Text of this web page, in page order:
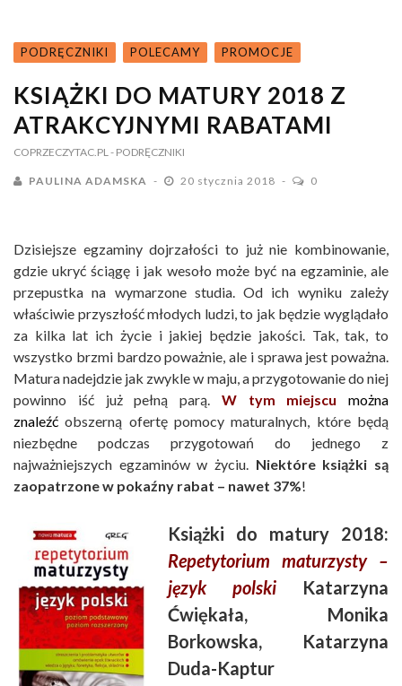
PODRĘCZNIKI POLECAMY PROMOCJE
KSIĄŻKI DO MATURY 2018 Z
ATRAKCYJNYMI RABATAMI
COPRZECZYTAC.PL - PODRĘCZNIKI
PAULINA ADAMSKA 20 stycznia 2018 0
Dzisiejsze egzaminy dojrzałości to już nie kombinowanie,
gdzie ukryć ściągę i jak wesoło może być na egzaminie, ale
przepustka na wymarzone studia. Od ich wyniku zależy
właściwie przyszłość młodych ludzi, to jak będzie wyglądało
za kilka lat ich życie i jakiej będzie jakości. Tak, tak, to
wszystko brzmi bardzo poważnie, ale i sprawa jest poważna.
Matura nadejdzie jak zwykle w maju, a przygotowanie do niej
powinno iść już pełną parą. W tym miejscu
można
znaleźć obszerną ofertę pomocy maturalnych, które będą
niezbędne podczas przygotowań do jednego z
najważniejszych egzaminów w życiu. Niektóre książki są
zaopatrzone w pokaźny rabat – nawet 37%!
Książki do matury 2018:
Repetytorium maturzysty –
język polski Katarzyna
Ćwiękała, Monika
Borkowska, Katarzyna
Duda-Kaptur